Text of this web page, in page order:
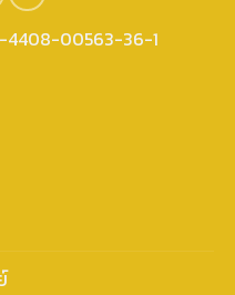
4408-00563-36-1